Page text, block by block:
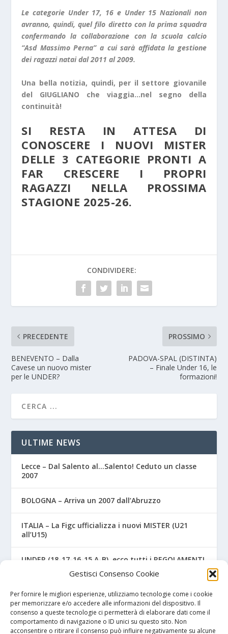
Gestisci Consenso Cookie
Per fornire le migliori esperienze, utilizziamo tecnologie come i cookie
per memorizzare e/o accedere alle informazioni del dispositivo. Il
consenso a queste tecnologie ci permetterà di elaborare dati come il
comportamento di navigazione o ID unici su questo sito. Non
acconsentire o ritirare il consenso può influire negativamente su alcune
Le categorie Under 17, 16 e Under 15 Nazionali non
avranno, quindi, quel filo diretto con la prima squadra
confermando la collaborazione con la scuola calcio
“Asd Massimo Perna” a cui sarà affidata la gestione
dei ragazzi natai dal 2011 al 2009.
Una bella notizia, quindi, per il settore giovanile
del GIUGLIANO che viaggia…nel segno della
continuità!
SI RESTA IN ATTESA DI
CONOSCERE I NUOVI MISTER
DELLE 3 CATEGORIE PRONTI A
FAR CRESCERE I PROPRI
RAGAZZI NELLA PROSSIMA
STAGIONE 2025-26.
CONDIVIDERE:
PRECEDENTE
BENEVENTO – Dalla
Cavese un nuovo mister
per le UNDER?
PROSSIMO
PADOVA-SPAL (DISTINTA)
– Finale Under 16, le
formazioni!
ULTIME NEWS
Lecce – Dal Salento al…Salento! Ceduto un classe
2007
BOLOGNA – Arriva un 2007 dall’Abruzzo
ITALIA – La Figc ufficializza i nuovi MISTER (U21
all’U15)
UNDER (18-17-16-15 A-B), ecco tutti i REGOLAMENTI
NAPOLI – Tre ex Benevento U17 “svincolati” firmano
per gli azzurri